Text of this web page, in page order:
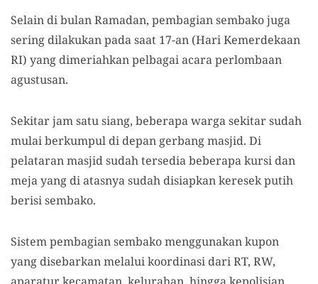
Selain di bulan Ramadan, pembagian sembako juga
sering dilakukan pada saat 17-an (Hari Kemerdekaan
RI) yang dimeriahkan pelbagai acara perlombaan
agustusan.
Sekitar jam satu siang, beberapa warga sekitar sudah
mulai berkumpul di depan gerbang masjid. Di
pelataran masjid sudah tersedia beberapa kursi dan
meja yang di atasnya sudah disiapkan keresek putih
berisi sembako.
Sistem pembagian sembako menggunakan kupon
yang disebarkan melalui koordinasi dari RT, RW,